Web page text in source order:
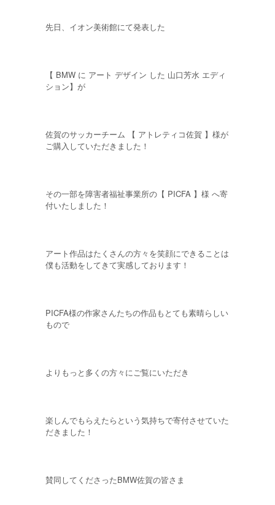
先日、イオン美術館にて発表した
【 BMW に アート デザイン した 山口芳水 エディ
ション】が
佐賀のサッカーチーム 【 アトレティコ佐賀 】様が
ご購入していただきました！
その一部を障害者福祉事業所の【 PICFA 】様 へ寄
付いたしました！
アート作品はたくさんの方々を笑顔にできることは
僕も活動をしてきて実感しております！
PICFA様の作家さんたちの作品もとても素晴らしい
もので
よりもっと多くの方々にご覧にいただき
楽しんでもらえたらという気持ちで寄付させていた
だきました！
賛同してくださったBMW佐賀の皆さま